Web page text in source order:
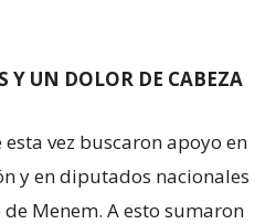
Y UN DOLOR DE CABEZA
vez buscaron apoyo en
y en diputados nacionales
Menem. A esto sumaron